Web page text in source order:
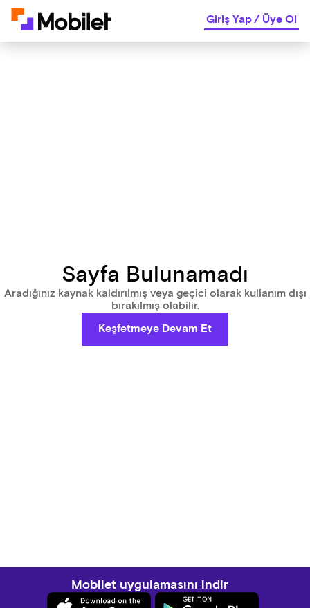
Giriş Yap/Üye Ol
Sayfa Bulunamadı
Aradığınız kaynak kaldırılmış veya geçici olarak kullanım dışı
bırakılmış olabilir.
Keşfetmeye Devam Et
Mobilet uygulamasını indir